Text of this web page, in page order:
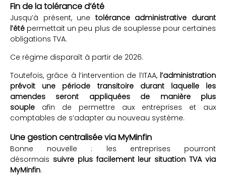
Fin de la tolérance d’été
Jusqu’à présent, une tolérance administrative durant
l’été permettait un peu plus de souplesse pour certaines
obligations TVA.
Ce régime disparaît à partir de 2026.
Toutefois, grâce à l’intervention de l’ITAA, l’administration
prévoit une période transitoire durant laquelle les
amendes seront appliquées de manière plus
souple afin de permettre aux entreprises et aux
comptables de s’adapter au nouveau système.
Une gestion centralisée via MyMinfin
Bonne nouvelle : les entreprises pourront
désormais suivre plus facilement leur situation TVA via
MyMinfin.